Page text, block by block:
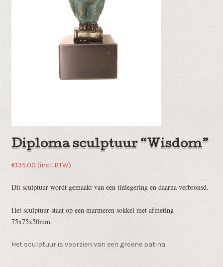
Diploma sculptuur “Wisdom”
€135.00 (incl. BTW)
Dit sculptuur wordt gemaakt van een tinlegering en daarna verbronsd.
Het sculptuur staat op een marmeren sokkel met afmeting
75x75x50mm.
Het sculptuur is voorzien van een groene patina.